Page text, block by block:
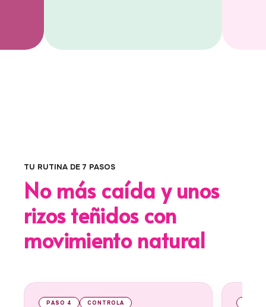
TU RUTINA DE 7 PASOS
No más caída y unos
rizos teñidos con
movimiento natural
PASO 4 CONTROLA